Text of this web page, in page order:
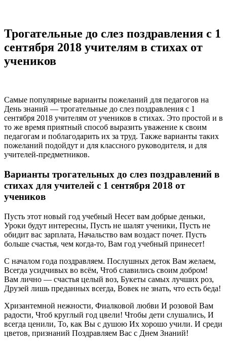
Трогательные до слез поздравления с 1
сентября 2018 учителям в стихах от
учеников
Самые популярные варианты пожеланий для педагогов на
День знаний — трогательные до слез поздравления с 1
сентября 2018 учителям от учеников в стихах. Это простой и в
то же время приятный способ выразить уважение к своим
педагогам и поблагодарить их за труд. Также варианты таких
пожеланий подойдут и для классного руководителя, и для
учителей-предметников.
Варианты трогательных до слез поздравлений в
стихах для учителей с 1 сентября 2018 от
учеников
Пусть этот новый год учебный Несет вам добрые деньки,
Уроки будут интересны, Пусть не шалят ученики, Пусть не
обидит вас зарплата, Начальство вам воздаст почет. Пусть
больше счастья, чем когда-то, Вам год учебный принесет!
С началом года поздравляем. Послушных деток Вам желаем,
Всегда усидчивых во всём, Чтоб славились своим добром!
Вам лично — счастья целый воз, Букеты самых лучших роз,
Друзей лишь преданных всегда, Вовек не знать, что есть беда!
Хризантемной нежности, Фиалковой любви И розовой Вам
радости, Чтоб круглый год цвели! Чтобы дети слушались, И
всегда ценили, То, как Вы с душою Их хорошо учили. И среди
цветов, признаний Поздравляем Вас с Днем Знаний!